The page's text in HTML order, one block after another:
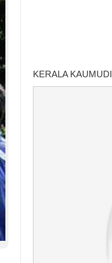
KERALA KAUMUDI